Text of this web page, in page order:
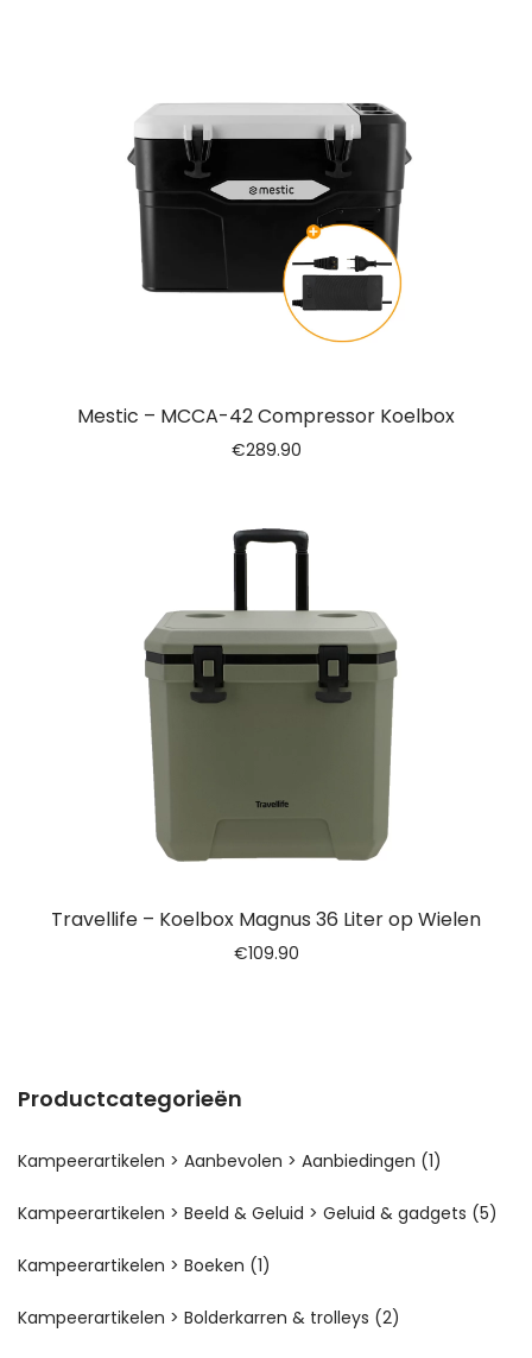
Mestic – MCCA-42 Compressor Koelbox
€289.90
Travellife – Koelbox Magnus 36 Liter op Wielen
€109.90
Productcategorieën
Kampeerartikelen > Aanbevolen > Aanbiedingen (1)
Kampeerartikelen > Beeld & Geluid > Geluid & gadgets (5)
Kampeerartikelen > Boeken (1)
Kampeerartikelen > Bolderkarren & trolleys (2)